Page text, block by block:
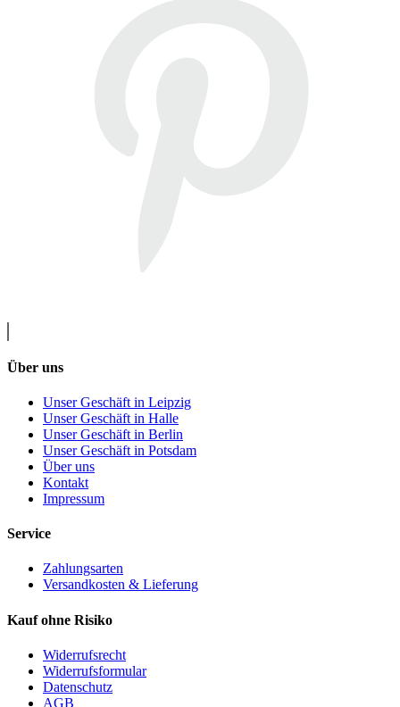
Über uns
Unser Geschäft in Leipzig
Unser Geschäft in Halle
Unser Geschäft in Berlin
Unser Geschäft in Potsdam
Über uns
Kontakt
Impressum
Service
Zahlungsarten
Versandkosten & Lieferung
Kauf ohne Risiko
Widerrufsrecht
Widerrufsformular
Datenschutz
AGB